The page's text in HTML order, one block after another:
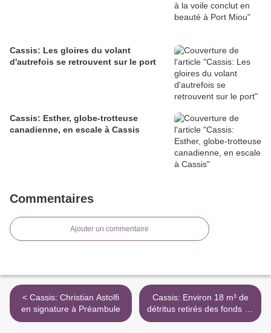
Cassis: Les gloires du volant
d'autrefois se retrouvent sur le port
Cassis: Esther, globe-trotteuse
canadienne, en escale à Cassis
Commentaires
Ajouter un commentaire
< Cassis: Christian Astolfi
en signature à Préambule
Cassis: Environ 18 m³ de
détritus retirés des fonds de
Port Miou >